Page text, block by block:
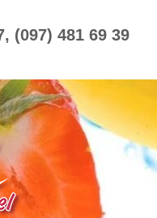
(097) 481 69 39